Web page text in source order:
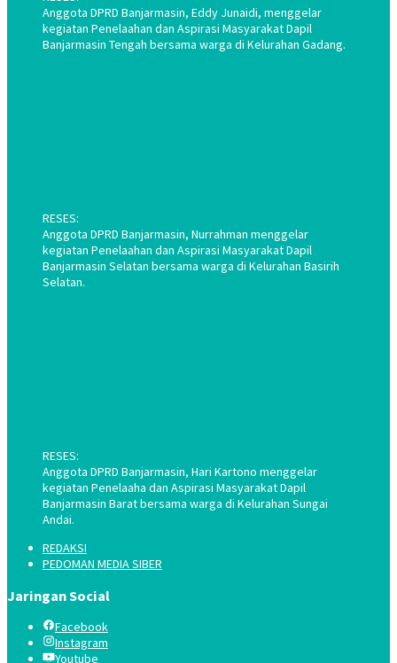
Anggota DPRD Banjarmasin, Eddy Junaidi, menggelar
kegiatan Penelaahan dan Aspirasi Masyarakat Dapil
Banjarmasin Tengah bersama warga di Kelurahan Gadang.
RESES:
Anggota DPRD Banjarmasin, Nurrahman menggelar
kegiatan Penelaahan dan Aspirasi Masyarakat Dapil
Banjarmasin Selatan bersama warga di Kelurahan Basirih
Selatan.
RESES:
Anggota DPRD Banjarmasin, Hari Kartono menggelar
kegiatan Penelaaha dan Aspirasi Masyarakat Dapil
Banjarmasin Barat bersama warga di Kelurahan Sungai
Andai.
REDAKSI
PEDOMAN MEDIA SIBER
Jaringan Social
Facebook
Instagram
Youtube